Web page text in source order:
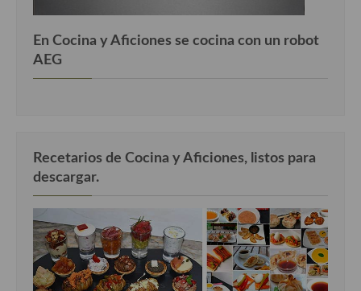
En Cocina y Aficiones se cocina con un robot
AEG
Recetarios de Cocina y Aficiones, listos para
descargar.